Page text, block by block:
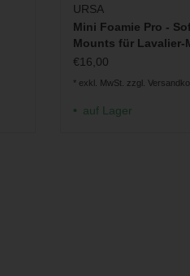
URSA
Mini Foamie Pro -
Mounts für Lavalier-
€16,00
* exkl. MwSt. zzgl.
auf Lager